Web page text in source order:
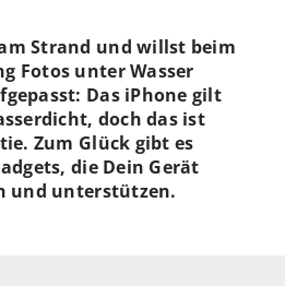
Strand und willst beim
Fotos unter Wasser
Das iPhone gilt
doch das ist
Zum Glück gibt es
die Dein Gerät
und unterstützen.